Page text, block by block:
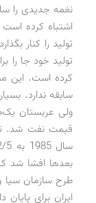
نغمه جدیدی را
اشتباه کرده
تولید را کنار
تولید خود جا را
کرده است. این
سابقه ندارد.
ولی عربستان
بعدها افشا شد
طرح سازمان سیا
ایران برای